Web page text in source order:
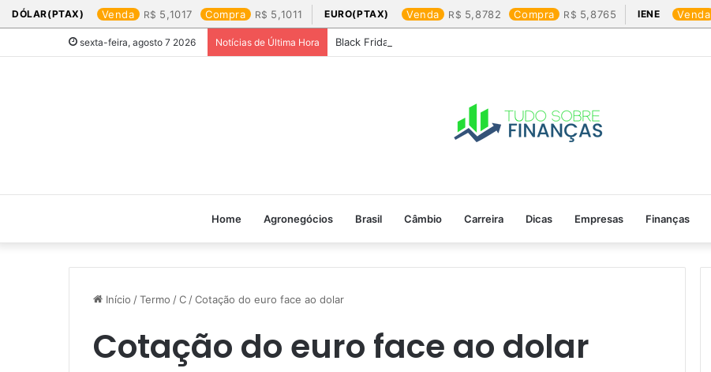
DÓLAR(PTAX) Venda 5,1017 Compra 5,1011 EURO(PTAX) Venda 5,8782 Compra 5,8765 IENE Venda
sexta-feira, agosto 7 2026 Notícias de Última Hora Black Friday: os produtos que mais valem a pena
Home Agronegócios Brasil Câmbio Carreira Dicas Empresas Finanças
Início /Termo /C /Cotação do euro face ao dolar​
Cotação do euro face ao dolar​